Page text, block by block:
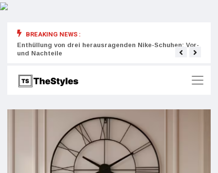
BREAKING NEWS :
Enthüllung von drei herausragenden Nike-Schuhen: Vor-
und Nachteile